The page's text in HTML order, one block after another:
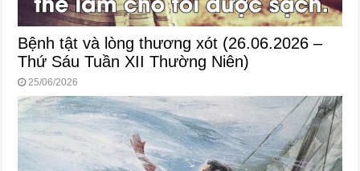
Bệnh tật và lòng thương xót (26.06.2026 –
Thứ Sáu Tuần XII Thường Niên)
25/06/2026